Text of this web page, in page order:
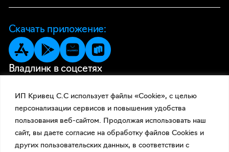
ИП Кривец С.С использует файлы «Cookie», с целью
персонализации сервисов и повышения удобства
пользования веб-сайтом. Продолжая использовать наш
сайт, вы даете согласие на обработку файлов Cookies и
других пользовательских данных, в соответствии с
Скачать приложение:
Владлинк в соцсетях